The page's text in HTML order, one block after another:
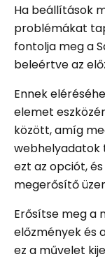
Ha beállítások
problémákat
fontolja meg a
beleértve az
Ennek
elemet
között, amíg
webhelyadatok
ezt az opciót,
megerősítő
Erősítse meg a
előzmények és
ez a művelet